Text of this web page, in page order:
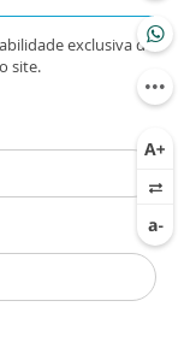
exclusiva de
site.